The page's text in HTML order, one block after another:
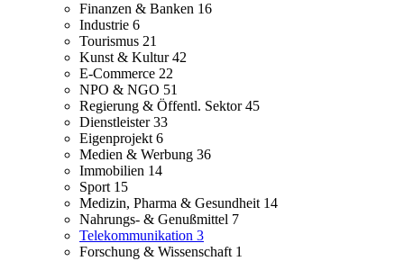
Finanzen & Banken 16
Industrie 6
Tourismus 21
Kunst & Kultur42
E-Commerce 22
NPO & NGO 51
Regierung & Öffentl. Sektor45
Dienstleister33
Eigenprojekt 6
Medien & Werbung 36
Immobilien 14
Sport 15
Medizin, Pharma & Gesundheit 14
Nahrungs- & Genußmittel 7
Telekommunikation 3
Forschung & Wissenschaft 1